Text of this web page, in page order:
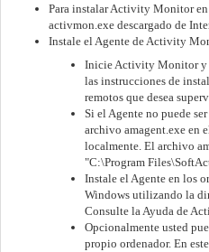
Para instalar Activity Monitor
activmon.exe descargado de
Instale el Agente de Activity
Inicie Activity Monitor y
las instrucciones de
remotos que desea
Si el Agente no puede
archivo amagent.exe en
localmente. El archivo
"C:\Program
Instale el Agente en los
Windows utilizando la
Consulte la Ayuda de
Opcionalmente usted
propio ordenador. En